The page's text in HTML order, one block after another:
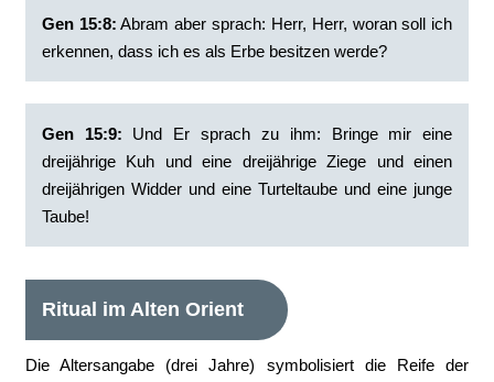
Gen 15:8: ‭Abram aber sprach: Herr, Herr, woran soll ich
erkennen, dass ich es als Erbe besitzen werde?
Gen 15:9: ‭Und Er sprach zu ihm: Bringe mir eine
dreijährige Kuh und eine dreijährige Ziege und einen
dreijährigen Widder und eine Turteltaube und eine junge
Taube!
Ritual im Alten Orient
Die Altersangabe (drei Jahre) symbolisiert die Reife der